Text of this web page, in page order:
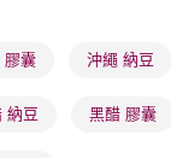
貨後1-3個工作天送達
膠囊 沖繩 納豆
納豆 黑醋 膠囊